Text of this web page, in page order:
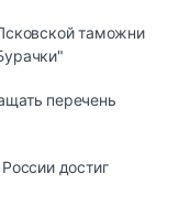
таможни
перечень
достиг